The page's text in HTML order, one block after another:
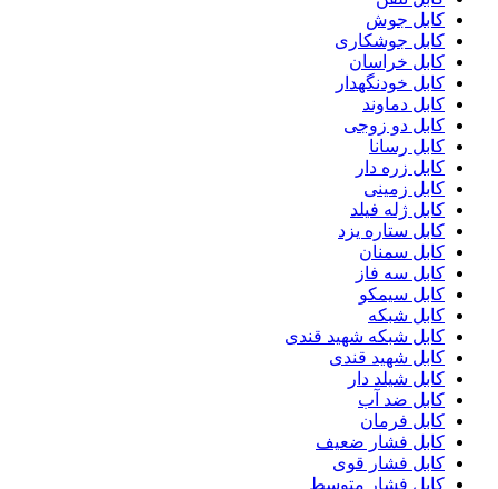
کابل جوش
کابل جوشکاری
کابل خراسان
کابل خودنگهدار
کابل دماوند
کابل دو زوجی
کابل رسانا
کابل زره دار
کابل زمینی
کابل ژله فیلد
کابل ستاره یزد
کابل سمنان
کابل سه فاز
کابل سیمکو
کابل شبکه
کابل شبکه شهید قندی
کابل شهید قندی
کابل شیلد دار
کابل ضد آب
کابل فرمان
کابل فشار ضعیف
کابل فشار قوی
کابل فشار متوسط